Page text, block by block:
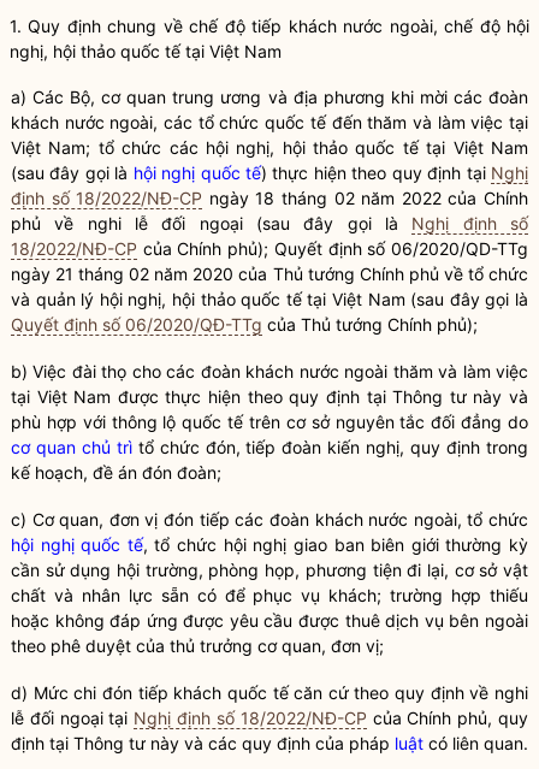
1. Quy định chung về chế độ tiếp khách nước ngoài, chế độ hội
nghị, hội thảo quốc tế tại Việt Nam
a) Các Bộ, cơ quan trung ương và địa phương khi mời các đoàn
khách nước ngoài, các tổ chức quốc tế đến thăm và làm việc tại
Việt Nam; tổ chức các hội nghị, hộithảo quốc tế tại Việt Nam
(sau đây gọi là hội nghị quốc tế) thực hiện theo quy định tại Nghị
định số 18/2022/NĐ-CP ngày 18 tháng 02 năm 2022 của Chính
phủ về nghi lễ đối ngoại (sau đây gọi là Nghị định số
18/2022/NĐ-CP của Chính phủ); Quyết định số 06/2020/QD-TTg
ngày 21 tháng 02 năm 2020 của Thủ tướng Chính phủ về tổ chức
và quản lý hội nghị, hội thảo quốc tế tại Việt Nam (sau đây gọi là
Quyết định số 06/2020/QĐ-TTg của Thủ tướng Chính phủ);
b) Việc đài thọ cho các đoàn khách nước ngoài thăm và làm việc
tại Việt Nam được thực hiện theo quy định tại Thông tư này và
phù hợp với thông lộ quốc tế trên cơ sở nguyên tắc đối đẳng do
cơ quan chủ trìtổ chức đón, tiếp đoàn kiến nghị, quy định trong
kế hoạch, đề án đón đoàn;
c) Cơ quan, đơn vị đón tiếp các đoàn khách nước ngoài, tổ chức
hội nghị quốc tế, tổ chức hội nghị giao ban biên giới thường kỳ
cần sử dụng hội trường, phòng họp, phương tiện đi lại, cơ sở vật
chất và nhân lực sẵn có để phục vụ khách; trường hợp thiếu
hoặc không đáp ứng được yêu cầu được thuê dịch vụ bên ngoài
theo phê duyệt của thủ trưởng cơ quan, đơn vị;
d) Mức chi đón tiếp khách quốc tế căn cứ theo quy định về nghi
lễ đối ngoại tại Nghị định số 18/2022/NĐ-CP của Chính phủ, quy
định tại Thông tư này và các quy định của pháp luật có liên quan.